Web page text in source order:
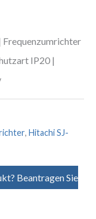
IP20 |
, Hitachi SJ-
Beantragen Sie